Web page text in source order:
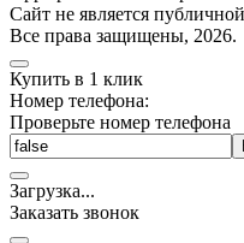
Cайт не является
Все права защищены, 2026.
Купить в 1 клик
Номер телефона:
Проверьте номер телефона
Загрузка...
Заказать звонок